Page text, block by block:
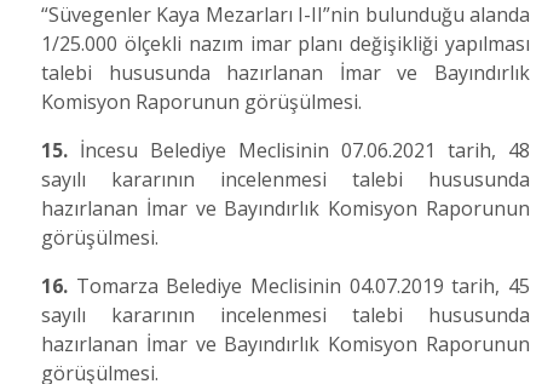
“Süvegenler Kaya Mezarları I-II”nin bulunduğu alanda
1/25.000 ölçekli nazım imar planı değişikliği yapılması
talebi hususunda hazırlanan İmar ve Bayındırlık
Komisyon Raporunun görüşülmesi.
15. İncesu Belediye Meclisinin 07.06.2021 tarih, 48
sayılı kararının incelenmesi talebi hususunda
hazırlanan İmar ve Bayındırlık Komisyon Raporunun
görüşülmesi.
16. Tomarza Belediye Meclisinin 04.07.2019 tarih, 45
sayılı kararının incelenmesi talebi hususunda
hazırlanan İmar ve Bayındırlık Komisyon Raporunun
görüşülmesi.